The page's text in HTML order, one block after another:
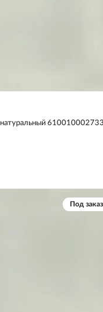
натуральный
Под заказ